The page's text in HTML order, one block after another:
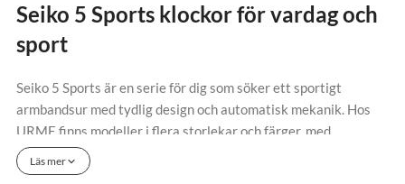
Seiko 5 Sports klockor för vardag och
sport
Seiko 5 Sports är en serie för dig som söker ett sportigt
armbandsur med tydlig design och automatisk mekanik. Hos
URME finns modeller i flera storlekar och färger, med
alternativ på stållänk, läderarmband eller textilrem.
Sortimentet omfattar både klassiska trevisarmodeller och
Läs mer